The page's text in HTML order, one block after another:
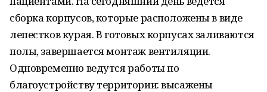
сборка корпусов, которые расположены в виде
лепестков курая. В готовых корпусах заливаются
полы, завершается монтаж вентиляции.
Одновременно ведутся работы по
благоустройству территории: высажены